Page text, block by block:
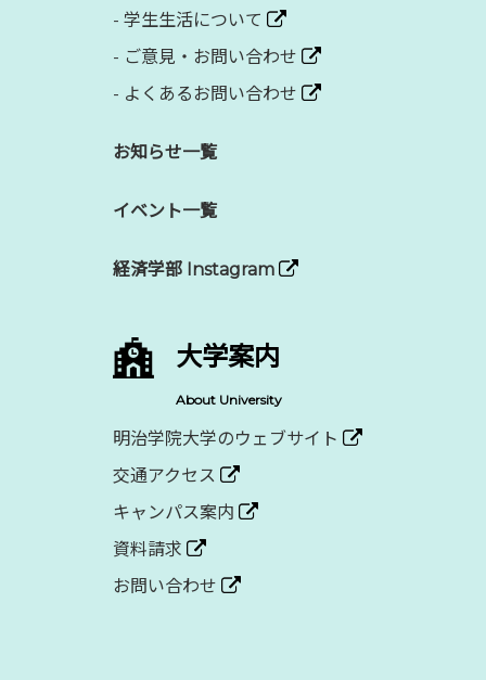
- 学生生活について
- ご意見・お問い合わせ
- よくあるお問い合わせ
お知らせ一覧
イベント一覧
経済学部 Instagram
大学案内
About University
明治学院大学のウェブサイト
交通アクセス
キャンパス案内
資料請求
お問い合わせ